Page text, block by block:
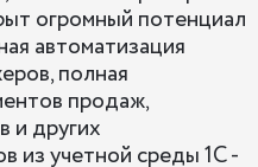
огромный потенциал
автоматизация
полная
продаж,
и других
из учетной среды 1С -